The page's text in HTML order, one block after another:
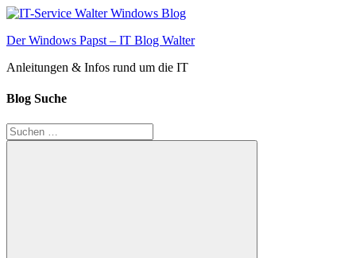
Zum
springen
Der Windows Papst – IT Blog Walter
Anleitungen & Infos rund um die IT
Blog Suche
Suchen
nach: